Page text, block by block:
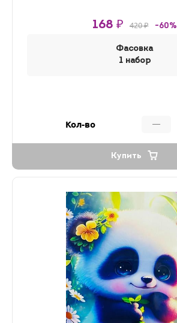
168 ₽ 420 ₽ -60%
Фасовка
1 набор
Кол-во
Купить